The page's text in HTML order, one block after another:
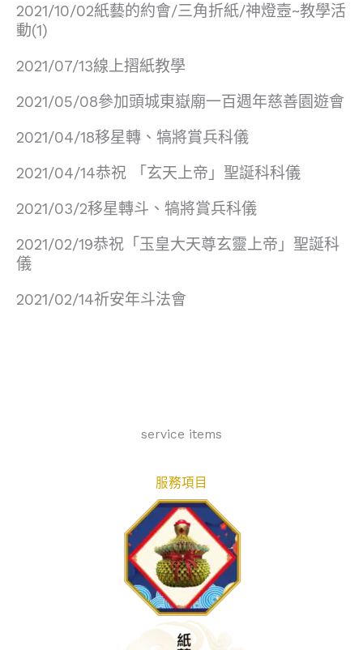
2021/10/02紙藝的約會/三角折紙/神燈壼~教學活
動(1)
2021/07/13線上摺紙教學
2021/05/08參加頭城東嶽廟一百週年慈善園遊會
2021/04/18移星轉、犒將賞兵科儀
2021/04/14恭祝 「玄天上帝」聖誕科科儀
2021/03/2移星轉斗、犒將賞兵科儀
2021/02/19恭祝「玉皇大天尊玄靈上帝」聖誕科
儀
2021/02/14祈安年斗法會
service items
服務項目